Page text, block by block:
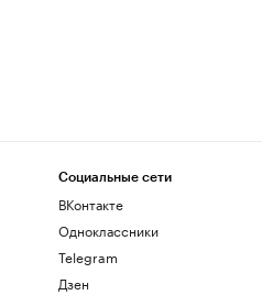
Социальные сети
ВКонтакте
Одноклассники
Telegram
Дзен